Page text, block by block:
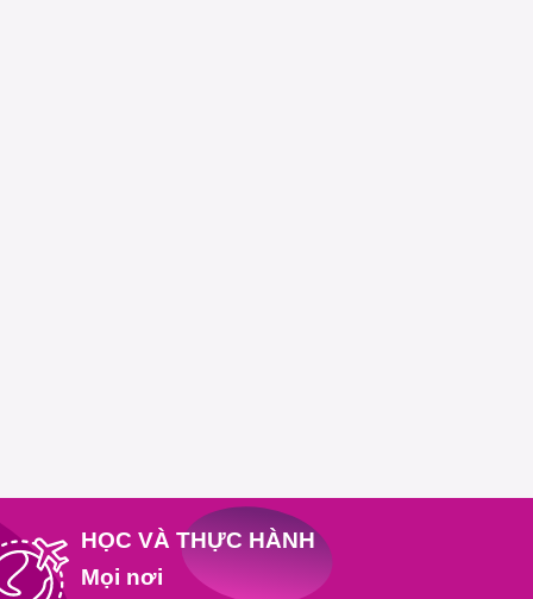
HỌC VÀ THỰC HÀNH
Mọi nơi